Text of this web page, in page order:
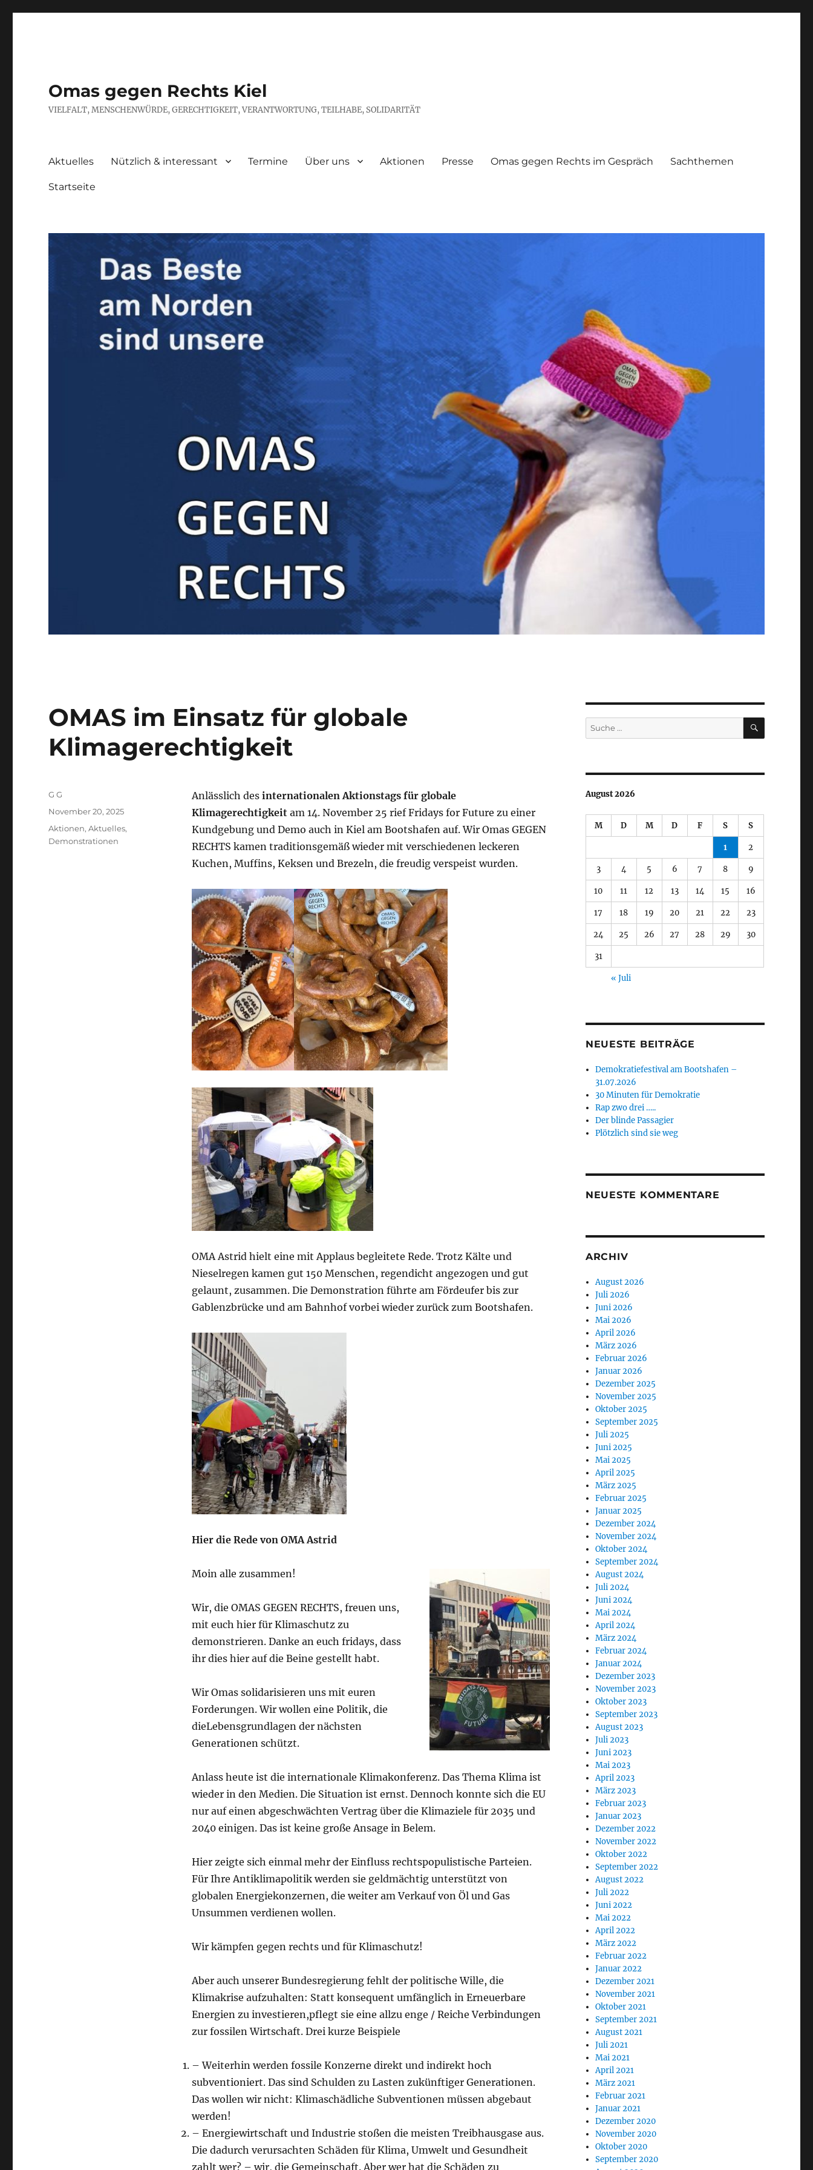
Omas gegen Rechts Kiel
VIELFALT, MENSCHENWÜRDE, GERECHTIGKEIT, VERANTWORTUNG, TEILHABE, SOLIDARITÄT
Aktuelles Nützlich & interessant Termine Über uns Aktionen Presse Omas gegen Rechts im Gespräch Sachthemen
Startseite
OMAS im Einsatz für globale
Klimagerechtigkeit
Anlässlich des internationalen Aktionstags für globale
Klimagerechtigkeitam 14. November 25 rief Fridays for Future zu einer
Kundgebung und Demo auch in Kiel am Bootshafen auf. Wir Omas GEGEN
RECHTS kamen traditionsgemäß wieder mit verschiedenen leckeren
Kuchen, Muffins, Keksen und Brezeln, die freudig verspeist wurden.
OMA Astrid hielt eine mit Applaus begleitete Rede. Trotz Kälte und
Nieselregen kamen gut 150 Menschen, regendicht angezogen und gut
gelaunt, zusammen. Die Demonstration führte am Fördeufer bis zur
Gablenzbrücke und am Bahnhof vorbei wieder zurück zum Bootshafen.
Hier die Rede von OMA Astrid
Moin alle zusammen!
Wir, die OMAS GEGEN RECHTS, freuen uns,
mit euch hier für Klimaschutz zu
demonstrieren. Danke an euch fridays, dass
ihr dies hier auf die Beine gestellt habt.
Wir Omas solidarisieren uns mit euren
Forderungen. Wir wollen eine Politik, die
dieLebensgrundlagen der nächsten
Generationen schützt.
Anlass heute ist die internationale Klimakonferenz. Das Thema Klima ist
wieder in den Medien. Die Situation ist ernst. Dennoch konnte sich die EU
nur auf einen abgeschwächten Vertrag über die Klimaziele für 2035 und
2040 einigen. Das ist keine große Ansage in Belem.
Hier zeigte sich einmal mehr der Einfluss rechtspopulistische Parteien.
Für Ihre Antiklimapolitik werden sie geldmächtig unterstützt von
globalen Energiekonzernen, die weiter am Verkauf von Öl und Gas
Unsummen verdienen wollen.
Wir kämpfen gegen rechts und für Klimaschutz!
Aber auch unserer Bundesregierung fehlt der politische Wille, die
Klimakrise aufzuhalten: Statt konsequent umfänglich in Erneuerbare
Energien zu investieren,pflegt sie eine allzu enge / Reiche Verbindungen
zur fossilen Wirtschaft. Drei kurze Beispiele
– Weiterhin werden fossile Konzerne direkt und indirekt hoch
subventioniert. Das sind Schulden zu Lasten zukünftiger Generationen.
Das wollen wir nicht: Klimaschädliche Subventionen müssen abgebaut
werden!
– Energiewirtschaft und Industrie stoßen die meisten Treibhausgase aus.
Die dadurch verursachten Schäden für Klima, Umwelt und Gesundheit
zahlt wer? – wir, die Gemeinschaft. Aber wer hat die Schäden zu
Autor
G G
Veröffentlicht
am
November 20, 2025
Kategorien
Aktionen,Aktuelles,
Demonstrationen
Suche
nach:
SUCHEN
August 2026
M D M D F S S
1 2
3 4 5 6 7 8 9
10 11 12 13 14 15 16
17 18 19 20 21 22 23
24 25 26 27 28 29 30
31
« Juli
NEUESTE BEITRÄGE
Demokratiefestival am Bootshafen –
31.07.2026
30 Minuten für Demokratie
Rap zwo drei …..
Der blinde Passagier
Plötzlich sind sie weg
NEUESTE KOMMENTARE
ARCHIV
August 2026
Juli 2026
Juni 2026
Mai 2026
April 2026
März 2026
Februar 2026
Januar 2026
Dezember 2025
November 2025
Oktober 2025
September 2025
Juli 2025
Juni 2025
Mai 2025
April 2025
März 2025
Februar 2025
Januar 2025
Dezember 2024
November 2024
Oktober 2024
September 2024
August 2024
Juli 2024
Juni 2024
Mai 2024
April 2024
März 2024
Februar 2024
Januar 2024
Dezember 2023
November 2023
Oktober 2023
September 2023
August 2023
Juli 2023
Juni 2023
Mai 2023
April 2023
März 2023
Februar 2023
Januar 2023
Dezember 2022
November 2022
Oktober 2022
September 2022
August 2022
Juli 2022
Juni 2022
Mai 2022
April 2022
März 2022
Februar 2022
Januar 2022
Dezember 2021
November 2021
Oktober 2021
September 2021
August 2021
Juli 2021
Mai 2021
April 2021
März 2021
Februar 2021
Januar 2021
Dezember 2020
November 2020
Oktober 2020
September 2020